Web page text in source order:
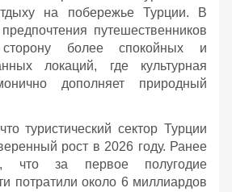
на побережье Турции. В
путешественников
более спокойных и
локаций, где культурная
дополняет природный
туристический сектор Турции
рост в 2026 году. Ранее
что за первое полугодие
потратили около 6 миллиардов